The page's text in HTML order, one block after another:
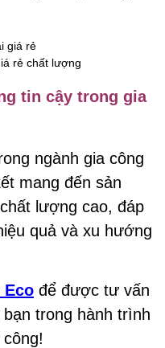
rẻ chất lượng
tin cậy trong gia
ngành gia công
mang đến sản
lượng cao, đáp
quả và xu hướng
Eco để được tư vấn
trong hành trình